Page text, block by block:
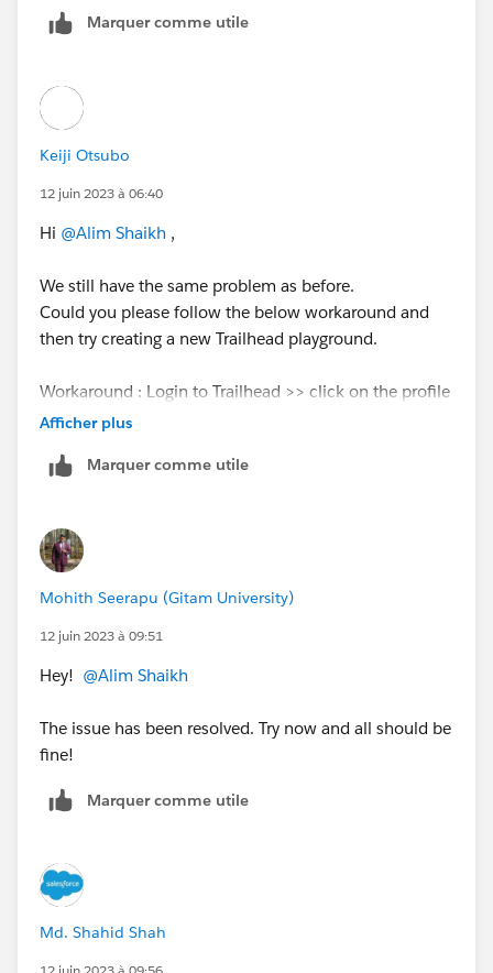
Marquer comme utile
Keiji Otsubo
12 juin 2023 à 06:40
Hi @Alim Shaikh ,
We still have the same problem as before.
Could you please follow the below workaround and
then try creating a new Trailhead playground.
Workaround : Login to Trailhead >> click on the profile
avatar >> click profile >> scroll down to the "About
>> click save and then try creating a playground.
community/feed/0D54S00000Jg68B
Afficher plus
Marquer comme utile
Mohith Seerapu (Gitam University)
12 juin 2023 à 09:51
Hey! @Alim Shaikh
The issue has been resolved. Try now and all should be
fine!
Marquer comme utile
Md. Shahid Shah